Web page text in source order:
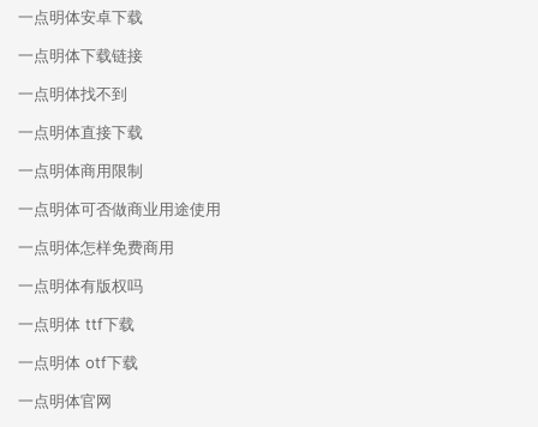
一点明体安卓下载
一点明体下载链接
一点明体找不到
一点明体直接下载
一点明体商用限制
一点明体可否做商业用途使用
一点明体怎样免费商用
一点明体有版权吗
一点明体 ttf下载
一点明体 otf下载
一点明体官网